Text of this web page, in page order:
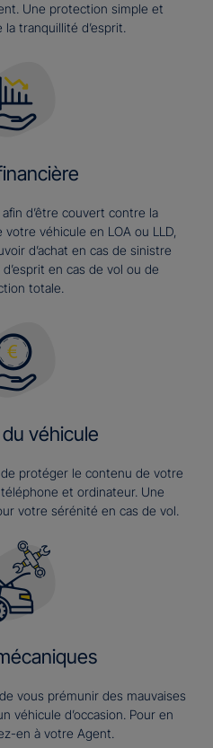
Une protection simple et
tranquillité d’esprit.
d’être couvert contre la
véhicule en LOA ou LLD,
d’achat en cas de sinistre
en cas de vol ou de
totale.
véhicule
protéger le contenu de votre
et ordinateur. Une
votre sérénité en cas de vol.
vous prémunir des mauvaises
véhicule d’occasion. Pour en
en à votre Agent.